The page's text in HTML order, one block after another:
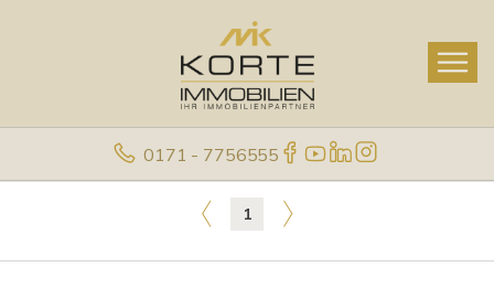
0171 - 7756555
1